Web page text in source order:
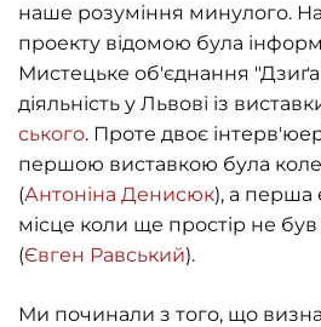
наше розуміння минулого.
проекту відомою була
Мистецьке об'єднання
діяльність у Львові із
ського. Проте двоє
першою виставкою була
(Антоніна Денисюк), а перша
місце коли ще простір не
(Євген Равський).
Ми починали з того, що